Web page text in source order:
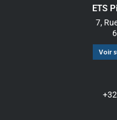
ETS
7,
Voir